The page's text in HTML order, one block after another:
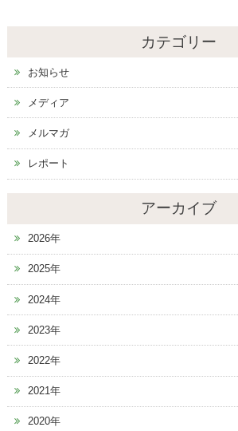
カテゴリー
お知らせ
メディア
メルマガ
レポート
アーカイブ
2026年
2025年
2024年
2023年
2022年
2021年
2020年